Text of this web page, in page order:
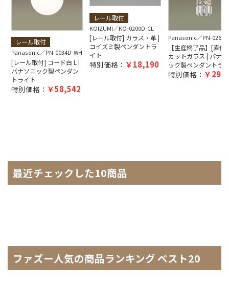
レール取付
Panasonic PN-0034D-WH
[レール取付] コード白 L |
パナソニック製ペンダン
トライト
特別価格： 58,542
レール取付
KOIZUMI KO-0200D-CL
[レール取付] ガラス・革 |
コイズミ製ペンダントラ
イト
特別価格： 18,190
Panasonic PN-
【生産終了品】[直付
カットガラス | パナ
ック製ペンダントラ
特別価格：
最近チェックした10商品
ファズー人気の商品ランキング ベスト20